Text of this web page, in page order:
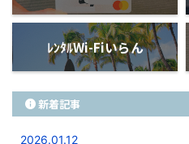
ﾚﾝﾀﾙWi-Fiいらん
新着記事
2026.01.12